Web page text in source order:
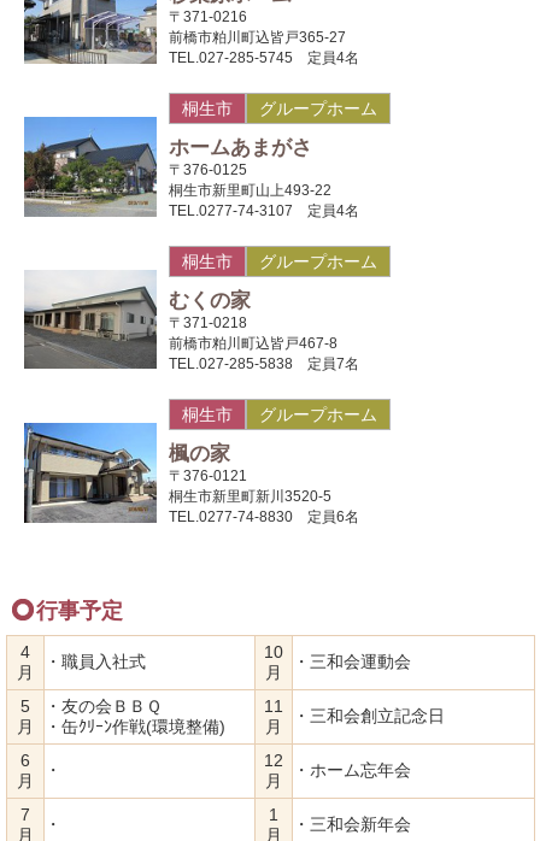
〒371-0216
前橋市粕川町込皆戸365-27
TEL.027-285-5745 定員4名
桐生市 グループホーム
ホームあまがさ
〒376-0125
桐生市新里町山上493-22
TEL.0277-74-3107 定員4名
桐生市 グループホーム
むくの家
〒371-0218
前橋市粕川町込皆戸467-8
TEL.027-285-5838 定員7名
桐生市 グループホーム
楓の家
〒376-0121
桐生市新里町新川3520-5
TEL.0277-74-8830 定員6名
行事予定
4
月
・職員入社式
10
月
・三和会運動会
5
月
・友の会ＢＢＱ
・缶ｸﾘｰﾝ作戦(環境整備)
11
月
・三和会創立記念日
6
月
・
12
月
・ホーム忘年会
7
月
・
1
月
・三和会新年会